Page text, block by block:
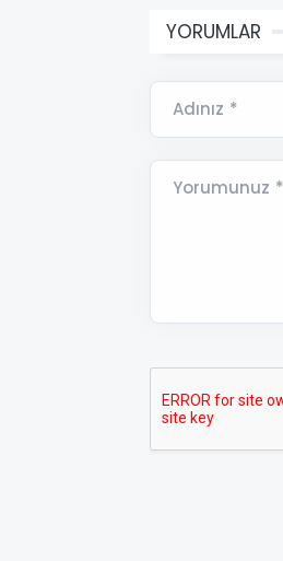
YORUMLAR
Adınız *
Yorumunuz *